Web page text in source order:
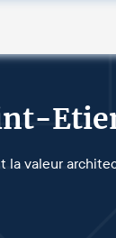
la valeur